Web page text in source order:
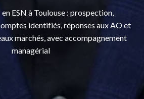
ESN à Toulouse : prospection,
identifiés, réponses aux AO et
marchés, avec accompagnement
managérial